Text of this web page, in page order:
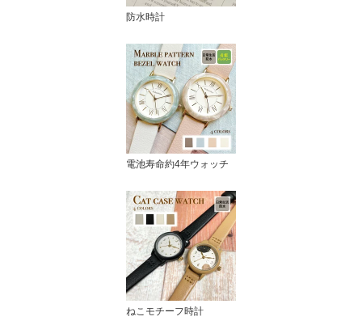
防水時計
電池寿命約4年ウォッチ
ねこモチーフ時計